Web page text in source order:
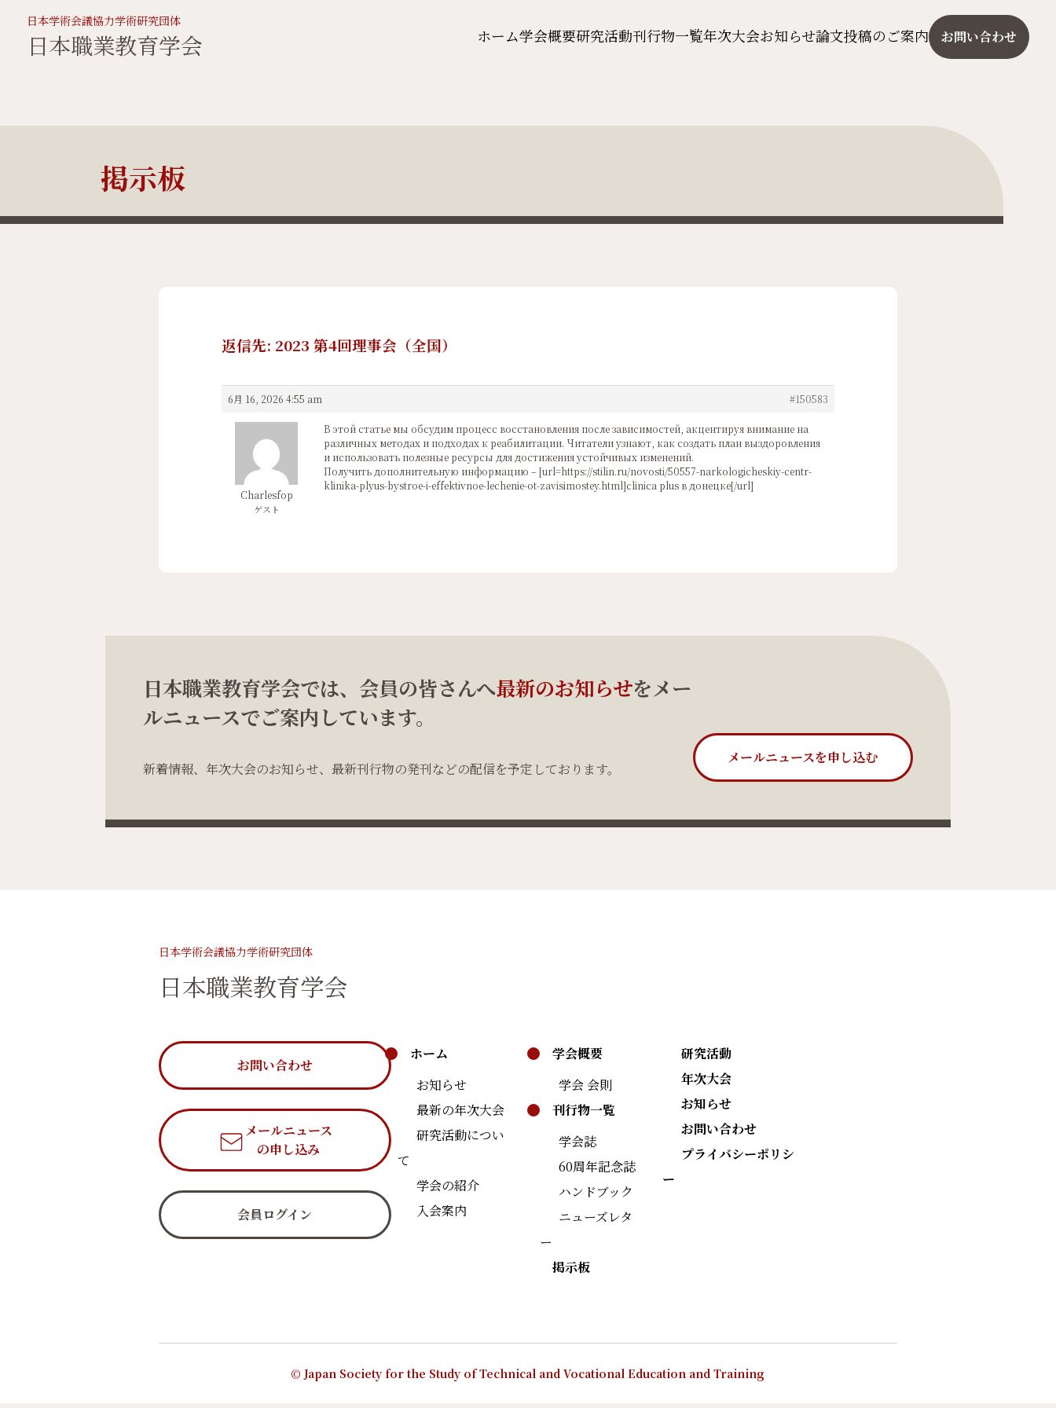
日本学術会議協力学術研究団体
日本職業教育学会 ホーム学会概要研究活動刊行物一覧年次大会お知らせ論文投稿のご案内 お問い合わせ
掲示板
返信先: 2023 第4回理事会（全国）
6月 16, 2026 4:55 am #150583
Charlesfop
ゲスト
В этой статье мы обсудим процесс восстановления после зависимостей, акцентируя внимание на
различных методах и подходах к реабилитации. Читатели узнают, как создать план выздоровления
и использовать полезные ресурсы для достижения устойчивых изменений.
Получить дополнительную информацию – [url=https://stilin.ru/novosti/50557-narkologicheskiy-centr-
klinika-plyus-bystroe-i-effektivnoe-lechenie-ot-zavisimostey.html]clinica plus в донецке[/url]
日本職業教育学会では、会員の皆さんへ最新のお知らせをメー
ルニュースでご案内しています。
新着情報、年次大会のお知らせ、最新刊行物の発刊などの配信を予定しております。
メールニュースを申し込む
日本学術会議協力学術研究団体
日本職業教育学会
お問い合わせ
メールニュース
の申し込み
会員ログイン
ホーム
お知らせ
最新の年次大会
研究活動につい
て
学会の紹介
入会案内
学会概要
学会 会則
刊行物一覧
学会誌
60周年記念誌
ハンドブック
ニューズレタ
ー
掲示板
研究活動
年次大会
お知らせ
お問い合わせ
プライバシーポリシ
ー
© Japan Society for the Study of Technical and Vocational Education and Training